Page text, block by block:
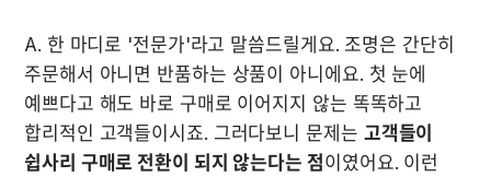
A. 한 마디로 '전문가'라고 말씀드릴게요. 조명은 간단히
주문해서 아니면 반품하는 상품이 아니에요. 첫 눈에
예쁘다고 해도 바로 구매로 이어지지 않는 똑똑하고
합리적인 고객들이시죠. 그러다보니 문제는 고객들이
쉽사리 구매로 전환이 되지 않는다는 점이였어요. 이런